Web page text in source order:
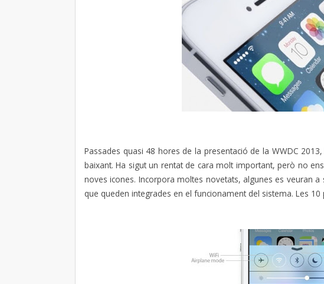
Passades quasi 48 hores de la presentació de la WWDC
baixant. Ha sigut un rentat de cara molt important, però no
noves icones. Incorpora moltes novetats, algunes es veuran a
que queden integrades en el funcionament del sistema. Les